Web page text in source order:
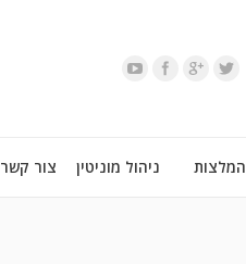
המלצות ניהול מוניטין צור קשר